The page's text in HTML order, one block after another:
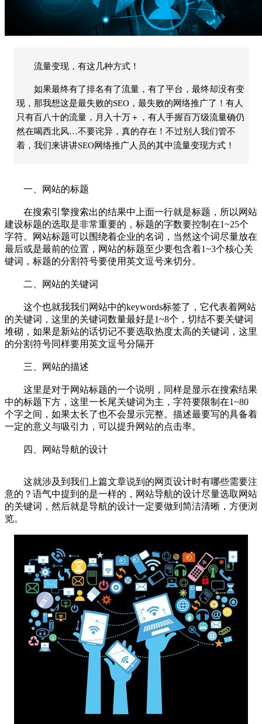
流量变现，有这几种方式！
如果最终有了排名有了流量，有了平台，最终却没有变
现，那我想这是最失败的SEO，最失败的网络推广了！有人
只有百八十的流量，月入十万＋，有人手握百万级流量确仍
然在喝西北风…不要诧异，真的存在！不过别人我们管不
着，我们来讲讲SEO网络推广人员的其中流量变现方式！
一、网站的标题
在搜索引擎搜索出的结果中上面一行就是标题，所以网站
建设标题的选取是非常重要的，标题的字数要控制在1~25个
字符。网站标题可以围绕着企业的名词，当然这个词尽量放在
最后或是最前的位置，网站的标题至少要包含着1~3个核心关
键词，标题的分割符号要使用英文逗号来切分。
二、网站的关键词
这个也就我我们网站中的keywords标签了，它代表着网站
的关键词，这里的关键词数量最好是1~8个，切结不要关键词
堆砌，如果是新站的话切记不要选取热度太高的关键词，这里
的分割符号同样要用英文逗号分隔开
三、网站的描述
这里是对于网站标题的一个说明，同样是显示在搜索结果
中的标题下方，这里一长尾关键词为主，字符要限制在1~80
个字之间，如果太长了也不会显示完整。描述最要写的具备着
一定的意义与吸引力，可以提升网站的点击率。
四、网站导航的设计
这就涉及到我们上篇文章说到的网页设计时有哪些需要注
意的？语气中提到的是一样的，网站导航的设计尽量选取网站
的关键词，然后就是导航的设计一定要做到简洁清晰，方便浏
览。